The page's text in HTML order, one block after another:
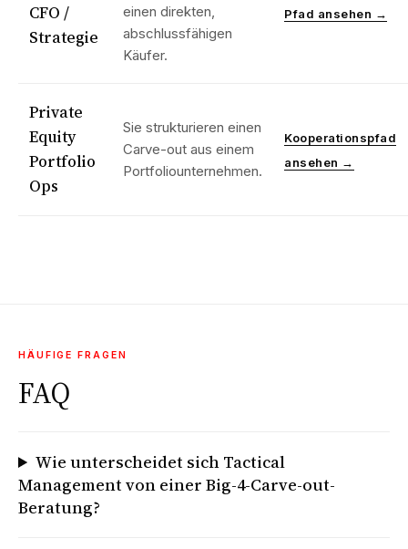
CFO /
Strategie
einen direkten,
abschlussfähigen
Käufer.
Pfad ansehen →
Private
Equity
Portfolio
Ops
Sie strukturieren einen
Carve-out aus einem
Portfoliounternehmen.
Kooperationspfad
ansehen →
HÄUFIGE FRAGEN
FAQ
Wie unterscheidet sich Tactical
Management von einer Big-4-Carve-out-
Beratung?